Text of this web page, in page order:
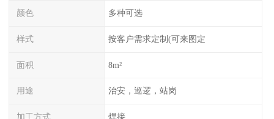
颜色 多种可选
样式 按客户需求定制(可来图定
面积 8m²
用途 治安，巡逻，站岗
加工方式 焊接